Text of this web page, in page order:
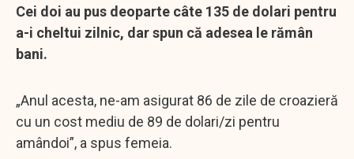
Cei doi au pus deoparte câte 135 de dolari pentru
a-i cheltui zilnic, dar spun că adesea le rămân
bani.
„Anul acesta, ne-am asigurat 86 de zile de croazieră
cu un cost mediu de 89 de dolari/zi pentru
amândoi”, a spus femeia.